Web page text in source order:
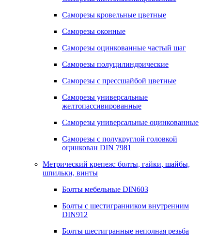
Саморезы кровельные цветные
Саморезы оконные
Саморезы оцинкованные частый шаг
Саморезы полуцилиндрические
Саморезы с прессшайбой цветные
Саморезы универсальные
желтопассивированные
Саморезы универсальные оцинкованные
Саморезы с полукруглой головкой
оцинкован DIN 7981
Метрический крепеж: болты, гайки, шайбы,
шпильки, винты
Болты мебельные DIN603
Болты с шестигранником внутренним
DIN912
Болты шестигранные неполная резьба